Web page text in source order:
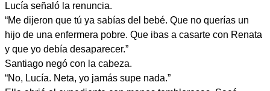
Lucía señaló la renuncia.
“Me dijeron que tú ya sabías del bebé. Que no querías un
hijo de una enfermera pobre. Que ibas a casarte con Renata
y que yo debía desaparecer.”
Santiago negó con la cabeza.
“No, Lucía. Neta, yo jamás supe nada.”